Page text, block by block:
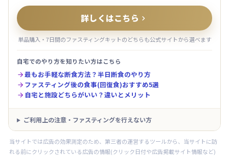
詳しくはこちら 
単品購入・7日間のファスティングキットのどちらも公式サイトから選べます
自宅でのやり方を知りたい方はこちら
最もお手軽な断食方法？半日断食のやり方
 ファスティング後の食事(回復食)おすすめ5選
 自宅と施設どちらがいい？違いとメリット
ご利用上の注意・ファスティングを行えない方
当サイトでは広告の効果測定のため、第三者の運営するツールから、当サイトに訪
れる前にクリックされている広告の情報(クリック日付や広告掲載サイト情報など)